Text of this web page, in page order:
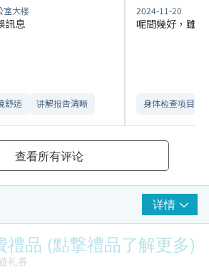
室大楼
訊息
舒适​ 讲解报告清晰​
2024-11-20
呢間幾好，雖
身体检查项目全
查看所有评论
详情
禮品 (點撃禮品了解更多)
礼券